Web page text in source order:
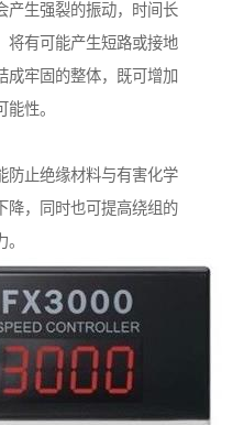
产生强裂的振动，时间长
将有可能产生短路或接地
成牢固的整体，既可增加
性。
防止绝缘材料与有害化学
降，同时也可提高绕组的